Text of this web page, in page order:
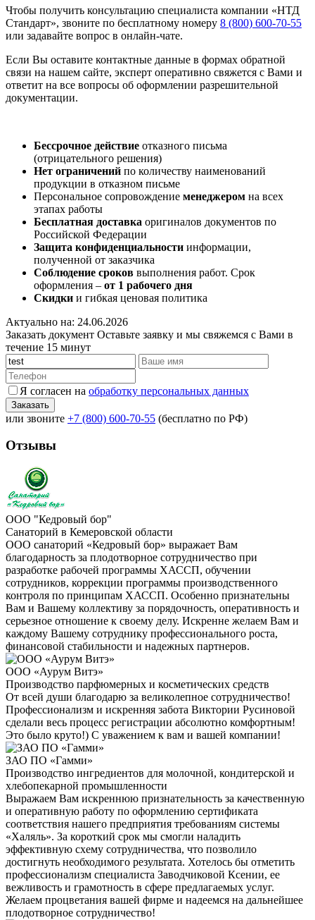
Чтобы получить консультацию специалиста компании «НТД
Стандарт», звоните по бесплатному номеру 8 (800) 600-70-55
или задавайте вопрос в онлайн-чате.
Если Вы оставите контактные данные в формах обратной
связи на нашем сайте, эксперт оперативно свяжется с Вами и
ответит на все вопросы об оформлении разрешительной
документации.
Бессрочное действие отказного письма
(отрицательного решения)
Нет ограничений по количеству наименований
продукции в отказном письме
Персональное сопровождение менеджером на всех
этапах работы
Бесплатная доставка оригиналов документов по
Российской Федерации
Защита конфиденциальности информации,
полученной от заказчика
Соблюдение сроков выполнения работ. Срок
оформления – от 1 рабочего дня
Скидки и гибкая ценовая политика
Актуально на: 24.06.2026
Заказать документ Оставьте заявку и мы свяжемся с Вами в
течение 15 минут
Я согласен на обработку персональных данных
или звоните +7 (800) 600-70-55 (бесплатно по РФ)
Отзывы
ООО "Кедровый бор"
Санаторий в Кемеровской области
ООО санаторий «Кедровый бор» выражает Вам
благодарность за плодотворное сотрудничество при
разработке рабочей программы ХАССП, обучении
сотрудников, коррекции программы производственного
контроля по принципам ХАССП. Особенно признательны
Вам и Вашему коллективу за порядочность, оперативность и
серьезное отношение к своему делу. Искренне желаем Вам и
каждому Вашему сотруднику профессионального роста,
финансовой стабильности и надежных партнеров.
ООО «Аурум Витэ»
Производство парфюмерных и косметических средств
От всей души благодарю за великолепное сотрудничество!
Профессионализм и искренняя забота Виктории Русиновой
сделали весь процесс регистрации абсолютно комфортным!
Это было круто!) С уважением к вам и вашей компании!
ЗАО ПО «Гамми»
Производство ингредиентов для молочной, кондитерской и
хлебопекарной промышленности
Выражаем Вам искреннюю признательность за качественную
и оперативную работу по оформлению сертификата
соответствия нашего предприятия требованиям системы
«Халяль». За короткий срок мы смогли наладить
эффективную схему сотрудничества, что позволило
достигнуть необходимого результата. Хотелось бы отметить
профессионализм специалиста Заводчиковой Ксении, ее
вежливость и грамотность в сфере предлагаемых услуг.
Желаем процветания вашей фирме и надеемся на дальнейшее
плодотворное сотрудничество!